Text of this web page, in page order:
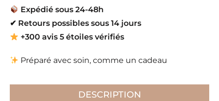
Expédié sous 24-48h
✔ Retours possibles sous 14 jours
+300 avis 5 étoiles vérifiés
Préparé avec soin, comme un cadeau
DESCRIPTION